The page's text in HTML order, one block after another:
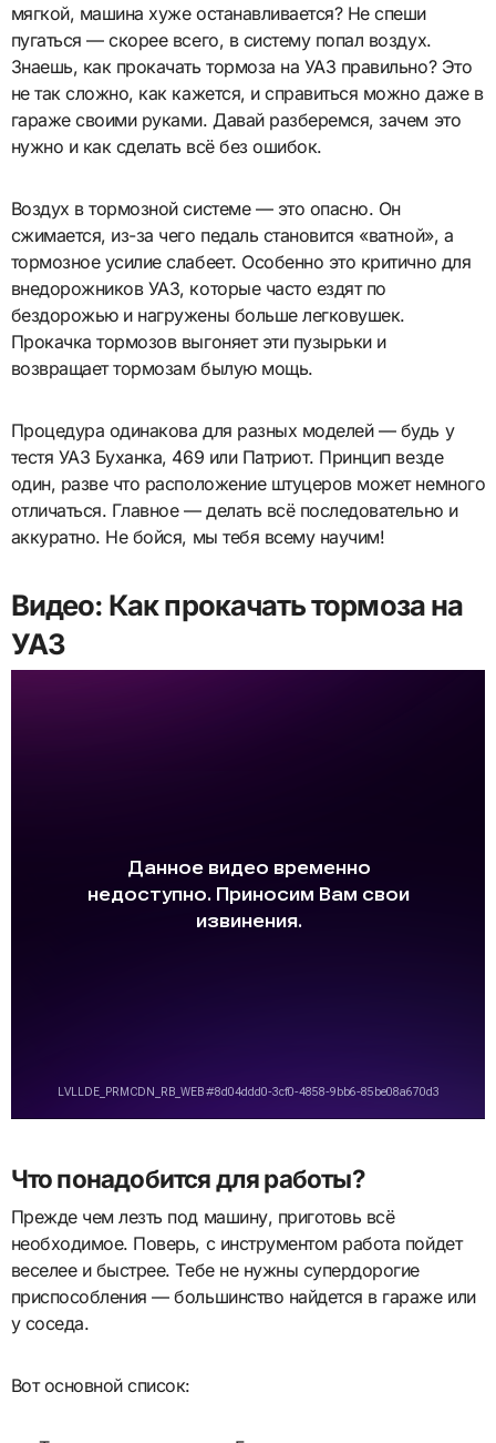
мягкой, машина хуже останавливается? Не спеши
пугаться — скорее всего, в систему попал воздух.
Знаешь, как прокачать тормоза на УАЗ правильно? Это
не так сложно, как кажется, и справиться можно даже в
гараже своими руками. Давай разберемся, зачем это
нужно и как сделать всё без ошибок.
Воздух в тормозной системе — это опасно. Он
сжимается, из-за чего педаль становится «ватной», а
тормозное усилие слабеет. Особенно это критично для
внедорожников УАЗ, которые часто ездят по
бездорожью и нагружены больше легковушек.
Прокачка тормозов выгоняет эти пузырьки и
возвращает тормозам былую мощь.
Процедура одинакова для разных моделей — будь у
тестя УАЗ Буханка, 469 или Патриот. Принцип везде
один, разве что расположение штуцеров может немного
отличаться. Главное — делать всё последовательно и
аккуратно. Не бойся, мы тебя всему научим!
Видео: Как прокачать тормоза на
УАЗ
Что понадобится для работы?
Прежде чем лезть под машину, приготовь всё
необходимое. Поверь, с инструментом работа пойдет
веселее и быстрее. Тебе не нужны супердорогие
приспособления — большинство найдется в гараже или
у соседа.
Вот основной список: